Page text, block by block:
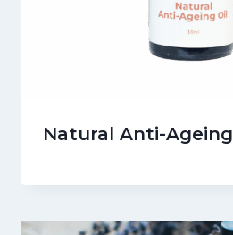
Natural Anti-Ageing